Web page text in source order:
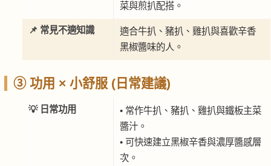
菜與煎扒配搭。
📌 常見不適知識
適合牛扒、豬扒、雞扒與喜歡辛香
黑椒醬味的人。
③ 功用 × 小舒服 (日常建議)
💡 日常功用
• 常作牛扒、豬扒、雞扒與鐵板主菜
醬汁。
• 可快速建立黑椒辛香與濃厚醬感層
次。